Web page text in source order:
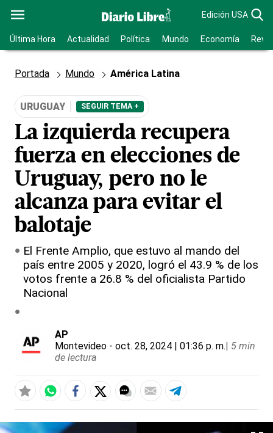
Edición USA
Última Hora Actualidad Política Mundo Economía
Portada Mundo América Latina
URUGUAY SEGUIR TEMA +
La izquierda recupera
fuerza en elecciones de
Uruguay, pero no le
alcanza para evitar el
balotaje
El Frente Amplio, que estuvo al mando del
país entre 2005 y 2020, logró el 43.9 % de los
votos frente a 26.8 % del oficialista Partido
Nacional
AP
Montevideo - oct. 28, 2024 | 01:36 p. m.| 5 min
de lectura